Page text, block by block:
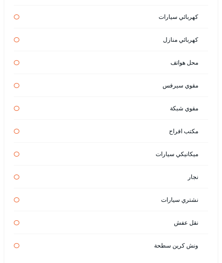
كهربائي سيارات
كهربائي منازل
محل هواتف
مقوي سيرفس
مقوي شبكة
مكتب افراح
ميكانيكي سيارات
نجار
نشتري سيارات
نقل عفش
ونش كرين سطحة